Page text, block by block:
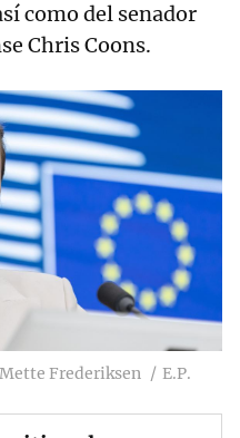
como del senador
Chris Coons.
Frederiksen E.P.